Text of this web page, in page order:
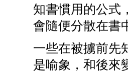
知書慣用的公式
會隨便分散在書
一些在被擄前先
是喻象，和後來